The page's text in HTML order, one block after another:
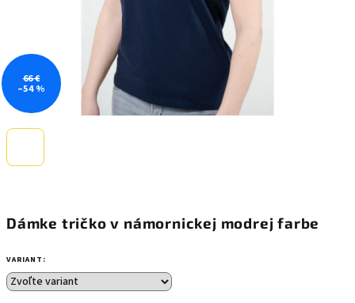
Dámke tričko v námornickej modrej farbe
VARIANT:
66 €
–54 %